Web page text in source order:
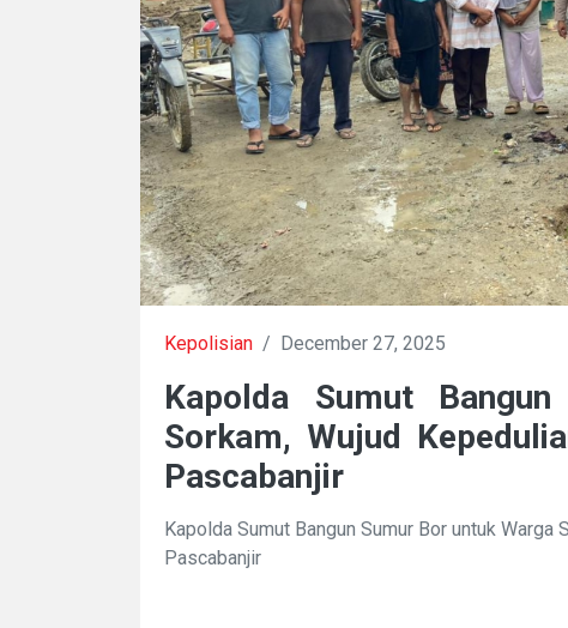
Kepolisian / December 27, 2025
Kapolda Sumut
Sorkam, Wujud
Pascabanjir
Kapolda Sumut Bangun Sumur Bor untuk
Pascabanjir